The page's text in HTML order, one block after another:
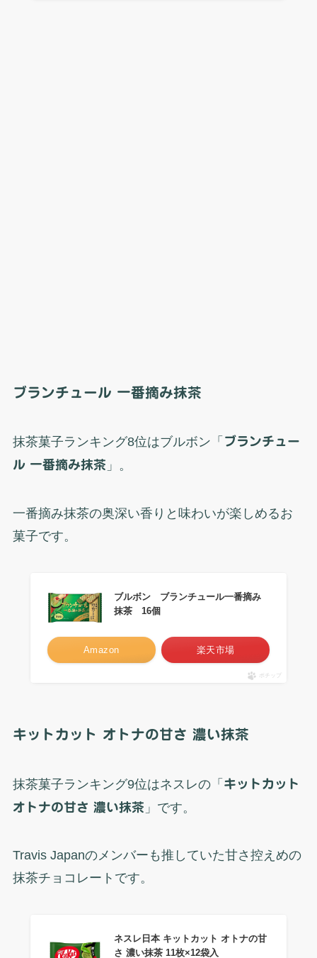
ブランチュール 一番摘み抹茶
抹茶菓子ランキング8位はブルボン「 ブランチュー
ル 一番摘み抹茶 」。
一番摘み抹茶の奥深い香りと味わいが楽しめるお
菓子です。
ブルボン ブランチュール一番摘み
抹茶 16個
Amazon 楽天市場
ポチップ
キットカット オトナの甘さ 濃い抹茶
抹茶菓子ランキング9位はネスレの「 キットカット
オトナの甘さ 濃い抹茶 」です。
Travis Japanのメンバーも推していた甘さ控えめの
抹茶チョコレートです。
ネスレ日本 キットカット オトナの甘
さ 濃い抹茶 11枚×12袋入